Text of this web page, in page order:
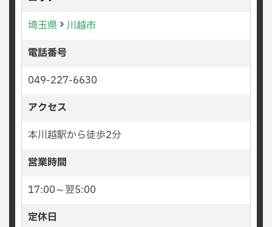
埼玉県
川越市
電話番号
049-227-6630
アクセス
本川越駅から徒歩2分
営業時間
17:00～翌5:00
定休日